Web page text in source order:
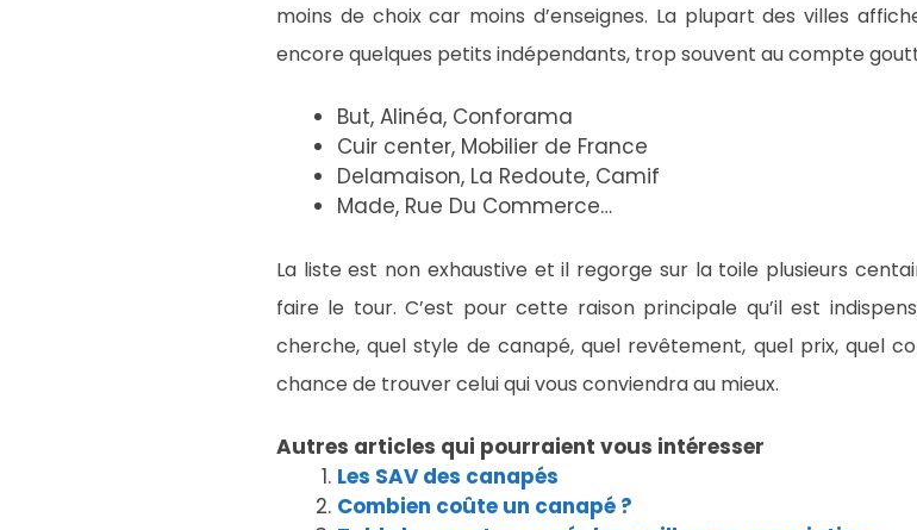
moins de choix car moins d’enseignes. La plupart des villes
encore quelques petits indépendants, trop souvent au compte
But, Alinéa, Conforama
Cuir center, Mobilier de France
Delamaison, La Redoute, Camif
Made, Rue Du Commerce…
La liste est non exhaustive et il regorge sur la toile plusieurs
faire le tour. C’est pour cette raison principale qu’il est
cherche, quel style de canapé, quel revêtement, quel prix, quel
chance de trouver celui qui vous conviendra au mieux.
Autres articles qui pourraient vous intéresser
Les SAV des canapés
Combien coûte un canapé ?